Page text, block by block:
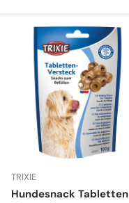
TRIXIE
Hundesnack Tabletten